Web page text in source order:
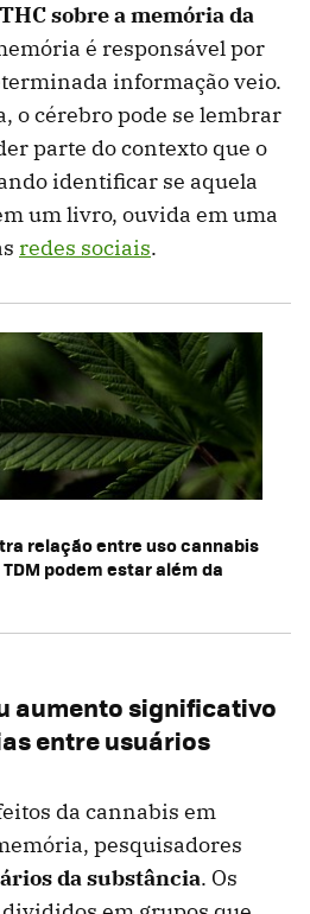
sobre a memória da
é responsável por
informação veio.
o cérebro pode se lembrar
parte do contexto que o
identificar se aquela
um livro, ouvida em uma
redes sociais.
relação entre uso cannabis
podem estar além da
aumento significativo
entre usuários
da cannabis em
pesquisadores
da substância. Os